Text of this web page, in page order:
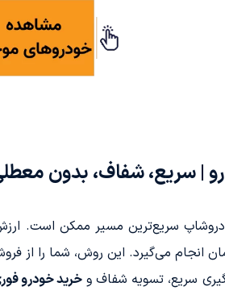
| سریع، شفاف، بدون
سریع‌ترین مسیر ممکن است.
انجام می‌گیرد. این روش، شما را از
سریع، تسویه شفاف و خرید خودرو